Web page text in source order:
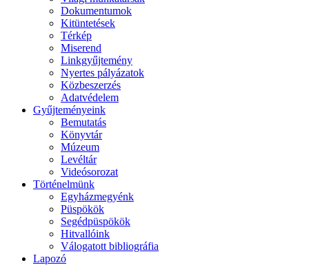
Dokumentumok
Kitüntetések
Térkép
Miserend
Linkgyűjtemény
Nyertes pályázatok
Közbeszerzés
Adatvédelem
Gyűjteményeink
Bemutatás
Könyvtár
Múzeum
Levéltár
Videósorozat
Történelmünk
Egyházmegyénk
Püspökök
Segédpüspökök
Hitvallóink
Válogatott bibliográfia
Lapozó